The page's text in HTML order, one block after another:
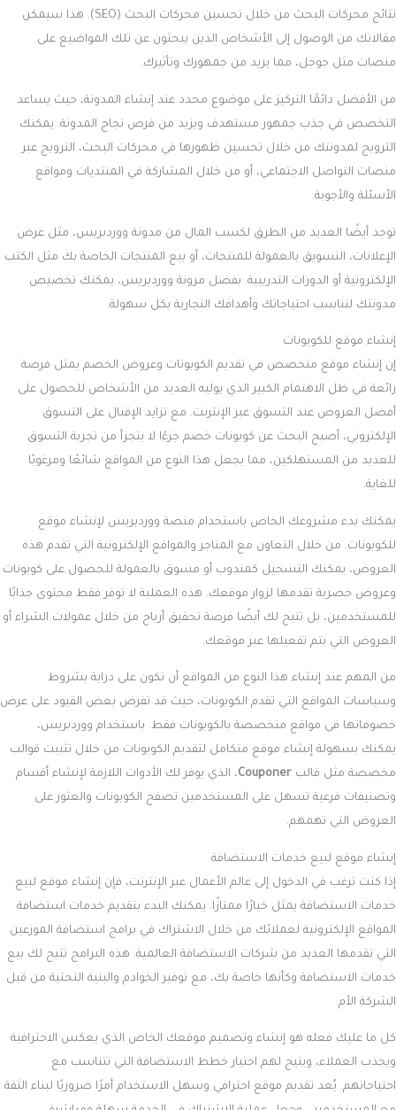
نتائج محركات البحث من خلال تحسين محركات البحث (SEO). هذا سيمكن
مقالاتك من الوصول إلى الأشخاص الذين يبحثون عن تلك المواضيع على
منصات مثل جوجل، مما يزيد من جمهورك وتأثيرك.
من الأفضل دائمًا التركيز على موضوع محدد عند إنشاء المدونة، حيث يساعد
التخصص في جذب جمهور مستهدف ويزيد من فرص نجاح المدونة. يمكنك
الترويج لمدونتك من خلال تحسين ظهورها في محركات البحث، الترويج عبر
منصات التواصل الاجتماعي، أو من خلال المشاركة في المنتديات ومواقع
الأسئلة والأجوبة.
توجد أيضًا العديد من الطرق لكسب المال من مدونة ووردبريس، مثل عرض
الإعلانات، التسويق بالعمولة للمنتجات، أو بيع المنتجات الخاصة بك مثل الكتب
الإلكترونية أو الدورات التدريبية. بفضل مرونة ووردبريس، يمكنك تخصيص
مدونتك لتناسب احتياجاتك وأهدافك التجارية بكل سهولة.
إنشاء موقع للكوبونات
إن إنشاء موقع متخصص في تقديم الكوبونات وعروض الخصم يمثل فرصة
رائعة في ظل الاهتمام الكبير الذي يوليه العديد من الأشخاص للحصول على
أفضل العروض عند التسوق عبر الإنترنت. مع تزايد الإقبال على التسوق
الإلكتروني، أصبح البحث عن كوبونات خصم جزءًا لا يتجزأ من تجربة التسوق
للعديد من المستهلكين، مما يجعل هذا النوع من المواقع شائعًا ومرغوبًا
للغاية.
يمكنك بدء مشروعك الخاص باستخدام منصة ووردبريس لإنشاء موقع
للكوبونات. من خلال التعاون مع المتاجر والمواقع الإلكترونية التي تقدم هذه
العروض، يمكنك التسجيل كمندوب أو مسوق بالعمولة للحصول على كوبونات
وعروض حصرية تقدمها لزوار موقعك. هذه العملية لا توفر فقط محتوى جذابًا
للمستخدمين، بل تتيح لك أيضًا فرصة تحقيق أرباح من خلال عمولات الشراء أو
العروض التي يتم تفعيلها عبر موقعك.
من المهم عند إنشاء هذا النوع من المواقع أن تكون على دراية بشروط
وسياسات المواقع التي تقدم الكوبونات، حيث قد تفرض بعض القيود على عرض
خصوماتها في مواقع متخصصة بالكوبونات فقط. باستخدام ووردبريس،
يمكنك بسهولة إنشاء موقع متكامل لتقديم الكوبونات من خلال تثبيت قوالب
مخصصة مثل قالب Couponer، الذي يوفر لك الأدوات اللازمة لإنشاء أقسام
وتصنيفات فرعية تسهل على المستخدمين تصفح الكوبونات والعثور على
العروض التي تهمهم.
إنشاء موقع لبيع خدمات الاستضافة
إذا كنت ترغب في الدخول إلى عالم الأعمال عبر الإنترنت، فإن إنشاء موقع لبيع
خدمات الاستضافة يمثل خيارًا ممتازًا. يمكنك البدء بتقديم خدمات استضافة
المواقع الإلكترونية لعملائك من خلال الاشتراك في برامج استضافة الموزعين
التي تقدمها العديد من شركات الاستضافة العالمية. هذه البرامج تتيح لك بيع
خدمات الاستضافة وكأنها خاصة بك، مع توفير الخوادم والبنية التحتية من قبل
الشركة الأم.
كل ما عليك فعله هو إنشاء وتصميم موقعك الخاص الذي يعكس الاحترافية
ويجذب العملاء، ويتيح لهم اختيار خطط الاستضافة التي تتناسب مع
احتياجاتهم. يُعد تقديم موقع احترافي وسهل الاستخدام أمرًا ضروريًا لبناء الثقة